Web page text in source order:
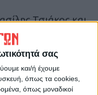
σας
και/ή έχουμε
όπως τα cookies,
όπως μοναδικοί
Τσιάκος και
ευχαριστήσουν
της εκδήλωσης